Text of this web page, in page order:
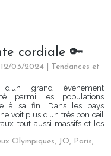
cordiale 🔑
12/03/2024
Tendances et
d’un grand événement
parmi les populations
à sa fin. Dans les pays
voit plus d’un très bon œil
tout aussi massifs et les
Olympiques, JO, Paris,